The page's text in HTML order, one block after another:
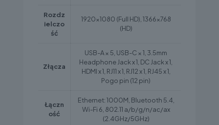
Rozdz
ielczo
ść
1920×1080 (Full HD), 1366×768
(HD)
Złącza
USB-A × 5, USB-C × 1, 3.5mm
Headphone Jack x 1, DC Jack x 1,
HDMI x 1, RJ11 x 1, RJ12 x 1, RJ45 x 1,
Pogo pin (12 pin)
Łączn
ość
Ethernet: 1000M, Bluetooth 5.4,
Wi-Fi 6, 802.11 a/b/g/n/ac/ax
(2.4GHz/5GHz)